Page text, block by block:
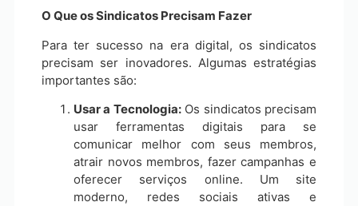
O Que os Sindicatos Precisam Fazer
Para ter sucesso na era digital, os sindicatos
precisam ser inovadores. Algumas estratégias
importantes são:
Usar a Tecnologia:Os sindicatos precisam
usar ferramentas digitais para se
comunicar melhor com seus membros,
atrair novos membros, fazer campanhas e
oferecer serviços online. Um site
moderno, redes sociais ativas e